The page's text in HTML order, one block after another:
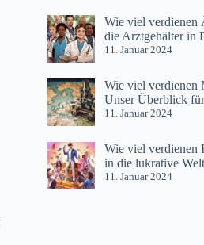
Wie viel verdienen
die Arztgehälter in
11. Januar 2024
Wie viel verdienen
Unser Überblick
11. Januar 2024
Wie viel verdienen
in die lukrative
11. Januar 2024